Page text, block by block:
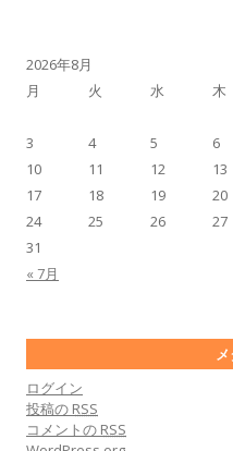
2026年8月
月
火 水 木
« 7月
3
4 5 6
10
11 12 13
17
18 19 20
24
25 26 27
31
ログイン
投稿の RSS
コメントの RSS